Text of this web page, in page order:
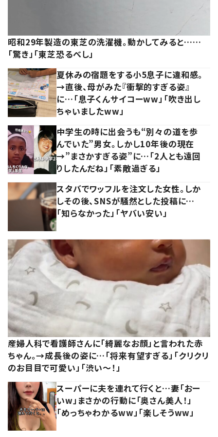
昭和29年製造の東芝の洗濯機。動かしてみると……
「驚き」「東芝恐るべし」
夏休みの宿題をする小5息子に違和感。
→直後、母がみた『衝撃的すぎる姿』
に…「息子くんサイコーww」「吹き出し
ちゃいましたww」
中学生の時に出会うも“別々の道を歩
んでいた”男女。しかし10年後の現在
→”まさかすぎる姿”に…「2人とも遠回
りしたんだね」「素敵過ぎる」
スタバでワッフルを注文した女性。しか
しその後、SNSが騒然とした投稿に…
「知らなかった」「ヤバい安い」
産婦人科で看護師さんに「綺麗なお顔」と言われた赤
ちゃん。→成長後の姿に…「将来有望すぎる」「クリクリ
のお目目で可愛い」「渋い～！」
スーパーに夫を連れて行くと…妻「おー
いw」まさかの行動に「奥さん美人！」
「めっちゃわかるww」「楽しそうww」